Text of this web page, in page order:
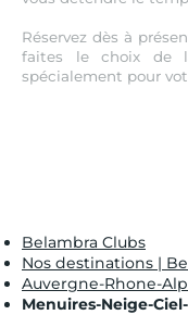
Réservez dès à
faites le choix de
spécialement pour
Belambra Clubs
Nos destinations |
Auvergne-Rhone-
Menuires-Neige-